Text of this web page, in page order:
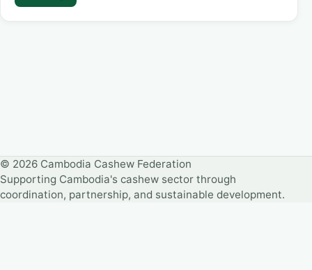
© 2026 Cambodia Cashew Federation
Supporting Cambodia's cashew sector through
coordination, partnership, and sustainable development.